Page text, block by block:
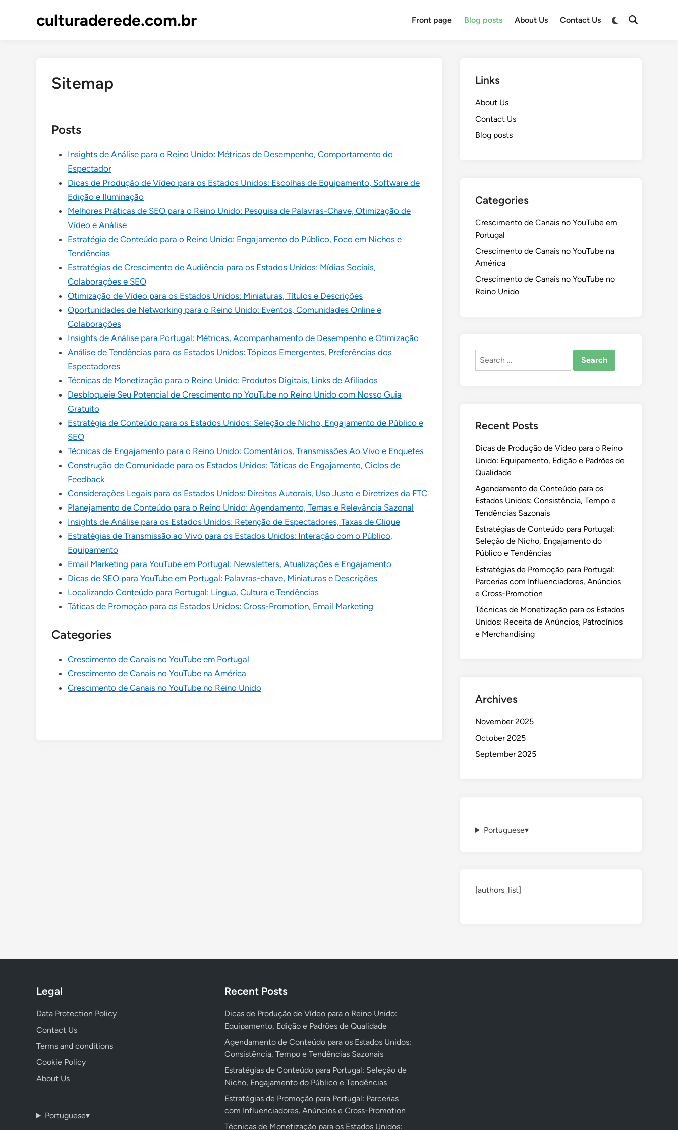
culturaderede.com.br Front page Blog posts About Us Contact Us
Switch
Open
Sitemap
Posts
Insights de Análise para o Reino Unido: Métricas de Desempenho, Comportamento do
Espectador
Dicas de Produção de Vídeo para os Estados Unidos: Escolhas de Equipamento, Software de
Edição e Iluminação
Melhores Práticas de SEO para o Reino Unido: Pesquisa de Palavras-Chave, Otimização de
Vídeo e Análise
Estratégia de Conteúdo para o Reino Unido: Engajamento do Público, Foco em Nichos e
Tendências
Estratégias de Crescimento de Audiência para os Estados Unidos: Mídias Sociais,
Colaborações e SEO
Otimização de Vídeo para os Estados Unidos: Miniaturas, Títulos e Descrições
Oportunidades de Networking para o Reino Unido: Eventos, Comunidades Online e
Colaborações
Insights de Análise para Portugal: Métricas, Acompanhamento de Desempenho e Otimização
Análise de Tendências para os Estados Unidos: Tópicos Emergentes, Preferências dos
Espectadores
Técnicas de Monetização para o Reino Unido: Produtos Digitais, Links de Afiliados
Desbloqueie Seu Potencial de Crescimento no YouTube no Reino Unido com Nosso Guia
Gratuito
Estratégia de Conteúdo para os Estados Unidos: Seleção de Nicho, Engajamento de Público e
SEO
Técnicas de Engajamento para o Reino Unido: Comentários, Transmissões Ao Vivo e Enquetes
Construção de Comunidade para os Estados Unidos: Táticas de Engajamento, Ciclos de
Feedback
Considerações Legais para os Estados Unidos: Direitos Autorais, Uso Justo e Diretrizes da FTC
Planejamento de Conteúdo para o Reino Unido: Agendamento, Temas e Relevância Sazonal
Insights de Análise para os Estados Unidos: Retenção de Espectadores, Taxas de Clique
Estratégias de Transmissão ao Vivo para os Estados Unidos: Interação com o Público,
Equipamento
Email Marketing para YouTube em Portugal: Newsletters, Atualizações e Engajamento
Dicas de SEO para YouTube em Portugal: Palavras-chave, Miniaturas e Descrições
Localizando Conteúdo para Portugal: Língua, Cultura e Tendências
Táticas de Promoção para os Estados Unidos: Cross-Promotion, Email Marketing
Categories
Crescimento de Canais no YouTube em Portugal
Crescimento de Canais no YouTube na América
Crescimento de Canais no YouTube no Reino Unido
Links
About Us
Contact Us
Blog posts
Categories
Crescimento de Canais no YouTube em
Portugal
Crescimento de Canais no YouTube na
América
Crescimento de Canais no YouTube no
Reino Unido
Search
Recent Posts
Dicas de Produção de Vídeo para o Reino
Unido: Equipamento, Edição e Padrões de
Qualidade
Agendamento de Conteúdo para os
Estados Unidos: Consistência, Tempo e
Tendências Sazonais
Estratégias de Conteúdo para Portugal:
Seleção de Nicho, Engajamento do
Público e Tendências
Estratégias de Promoção para Portugal:
Parcerias com Influenciadores, Anúncios
e Cross-Promotion
Técnicas de Monetização para os Estados
Unidos: Receita de Anúncios, Patrocínios
e Merchandising
Archives
November 2025
October 2025
September 2025
Portuguese▾
[authors_list]
Legal
Data Protection Policy
Contact Us
Terms and conditions
Cookie Policy
About Us
Portuguese▾
Recent Posts
Dicas de Produção de Vídeo para o Reino Unido:
Equipamento, Edição e Padrões de Qualidade
Agendamento de Conteúdo para os Estados Unidos:
Consistência, Tempo e Tendências Sazonais
Estratégias de Conteúdo para Portugal: Seleção de
Nicho, Engajamento do Público e Tendências
Estratégias de Promoção para Portugal: Parcerias
com Influenciadores, Anúncios e Cross-Promotion
Técnicas de Monetização para os Estados Unidos: